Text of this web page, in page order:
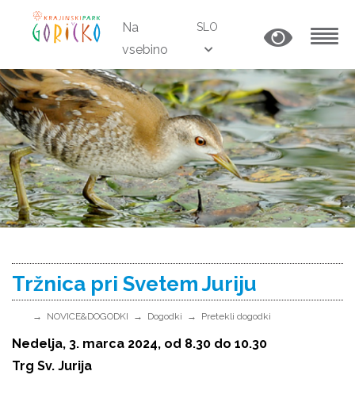
Na
vsebino
SLO
Tržnica pri Svetem Juriju
NOVICE&DOGODKI Dogodki Pretekli dogodki
Nedelja, 3. marca 2024, od 8.30 do 10.30
Trg Sv. Jurija